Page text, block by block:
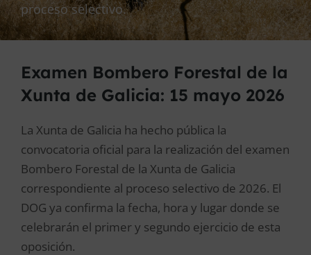
proceso selectivo.
Examen Bombero Forestal de la
Xunta de Galicia: 15 mayo 2026
La Xunta de Galicia ha hecho pública la
convocatoria oficial para la realización del examen
Bombero Forestal de la Xunta de Galicia
correspondiente al proceso selectivo de 2026. El
DOG ya confirma la fecha, hora y lugar donde se
celebrarán el primer y segundo ejercicio de esta
oposición.